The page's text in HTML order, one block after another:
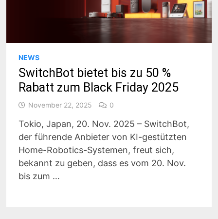
NEWS
SwitchBot bietet bis zu 50 %
Rabatt zum Black Friday 2025
November 22, 2025 0
Tokio, Japan, 20. Nov. 2025 – SwitchBot,
der führende Anbieter von KI-gestützten
Home-Robotics-Systemen, freut sich,
bekannt zu geben, dass es vom 20. Nov.
bis zum …